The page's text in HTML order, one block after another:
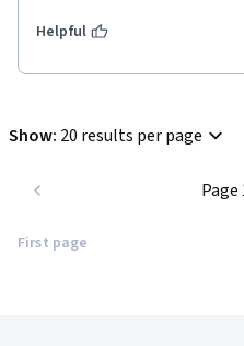
Rafael
Helpful
Show: 20 results per page
First page
Page